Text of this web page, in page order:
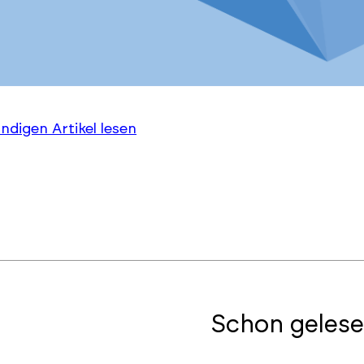
Artikel lesen
Schon